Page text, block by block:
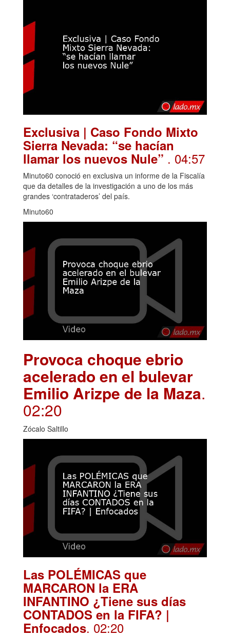
Exclusiva | Caso Fondo Mixto
Sierra Nevada: “se hacían
llamar los nuevos Nule” . 04:57
Minuto60 conoció en exclusiva un informe de la Fiscalía
que da detalles de la investigación a uno de los más
grandes ‘contrataderos’ del país.
Minuto60
Provoca choque ebrio
acelerado en el bulevar
Emilio Arizpe de la Maza.
02:20
Zócalo Saltillo
Las POLÉMICAS que
MARCARON la ERA
INFANTINO ¿Tiene sus días
CONTADOS en la FIFA? |
Enfocados. 02:20